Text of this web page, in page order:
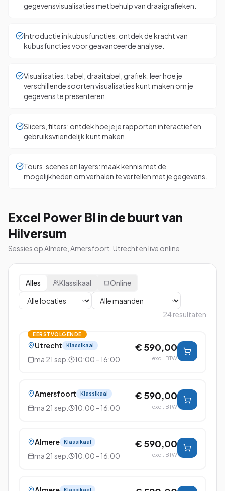
gegevensvisualisaties met behulp van draaigrafieken.
Introductie in kubusfuncties: ontdek de kracht van
kubusfuncties voor geavanceerde analyse.
Visualisaties: tabel, draaitabel, grafiek: leer hoe je
verschillende soorten visualisaties kunt maken om je
gegevens te presenteren.
Slicers, filters: ontdek hoe je je rapporten interactief en
gebruiksvriendelijk kunt maken.
Tours, scenes en layers: maak kennis met de
mogelijkheden om verhalen te vertellen met je gegevens.
Excel Power BI in de buurt van
Hilversum
Sessies op Almere, Amersfoort, Utrecht en live online
Alles Klassikaal Online
24 resultaten
EERSTVOLGENDE
Utrecht Klassikaal
ma 21 sep. 10:00 - 16:00
€ 590,00
excl. BTW
Amersfoort Klassikaal
ma 21 sep. 10:00 - 16:00
€ 590,00
excl. BTW
Almere Klassikaal
ma 21 sep. 10:00 - 16:00
€ 590,00
excl. BTW
Klassikaal